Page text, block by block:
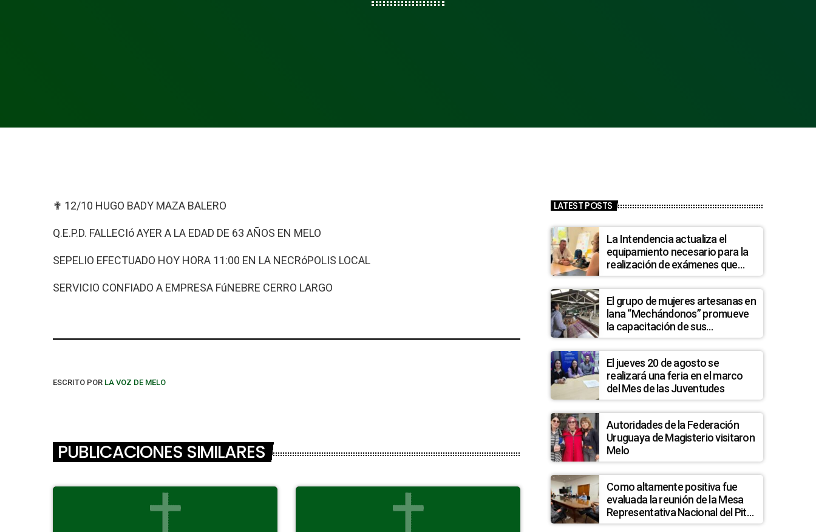
✟ 12/10 HUGO BADY MAZA BALERO
Q.E.P.D. FALLECIó AYER A LA EDAD DE 63 AÑOS EN MELO
SEPELIO EFECTUADO HOY HORA 11:00 EN LA NECRóPOLIS LOCAL
SERVICIO CONFIADO A EMPRESA FúNEBRE CERRO LARGO
ESCRITO POR LA VOZ DE MELO
PUBLICACIONES SIMILARES
LATEST POSTS
La Intendencia actualiza el
equipamiento necesario para la
realización de exámenes que
permitan detectar posibles
casos de quiste hidatídico
hepático en la población de La
Pedrera
El grupo de mujeres artesanas en
lana “Mechándonos” promueve
la capacitación de sus
integrantes
El jueves 20 de agosto se
realizará una feria en el marco
del Mes de las Juventudes
Autoridades de la Federación
Uruguaya de Magisterio visitaron
Melo
Como altamente positiva fue
evaluada la reunión de la Mesa
Representativa Nacional del Pit
Cnt en Melo